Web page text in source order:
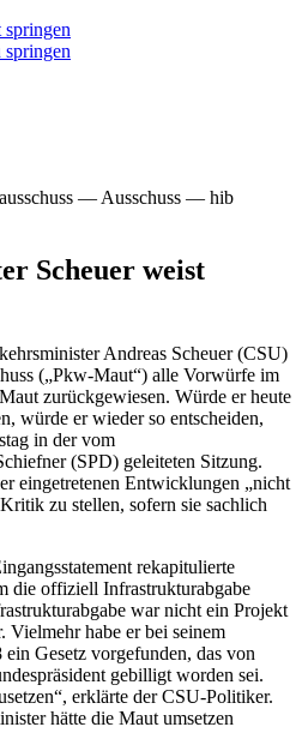
— Ausschuss — hib
Scheuer weist
Andreas Scheuer (CSU)
(„Pkw-Maut“) alle Vorwürfe im
zurückgewiesen. Würde er heute
würde er wieder so entscheiden,
in der vom
(SPD) geleiteten Sitzung.
eingetretenen Entwicklungen „nicht
zu stellen, sofern sie sachlich
rekapitulierte
die offiziell Infrastrukturabgabe
war nicht ein Projekt
Vielmehr habe er bei seinem
Gesetz vorgefunden, das von
gebilligt worden sei.
erklärte der CSU-Politiker.
hätte die Maut umsetzen